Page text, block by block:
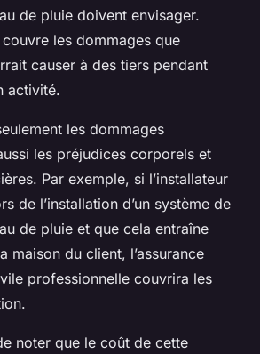
de pluie doivent envisager.
les dommages que
causer à des tiers pendant
activité.
les dommages
les préjudices corporels et
Par exemple, si l’installateur
de l’installation d’un système de
de pluie et que cela entraîne
maison du client, l’assurance
professionnelle couvrira les
noter que le coût de cette